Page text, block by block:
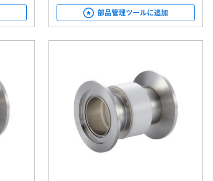
部品管理ツールに追加